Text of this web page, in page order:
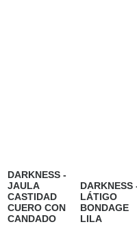
DARKNESS -
JAULA
CASTIDAD
CUERO CON
CANDADO
DARKNESS
LÁTIGO
BONDAGE
LILA